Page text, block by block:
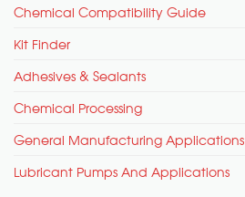
Chemical Compatibility Guide
Kit Finder
Adhesives & Sealants
Chemical Processing
General Manufacturing Applications
Lubricant Pumps And Applications